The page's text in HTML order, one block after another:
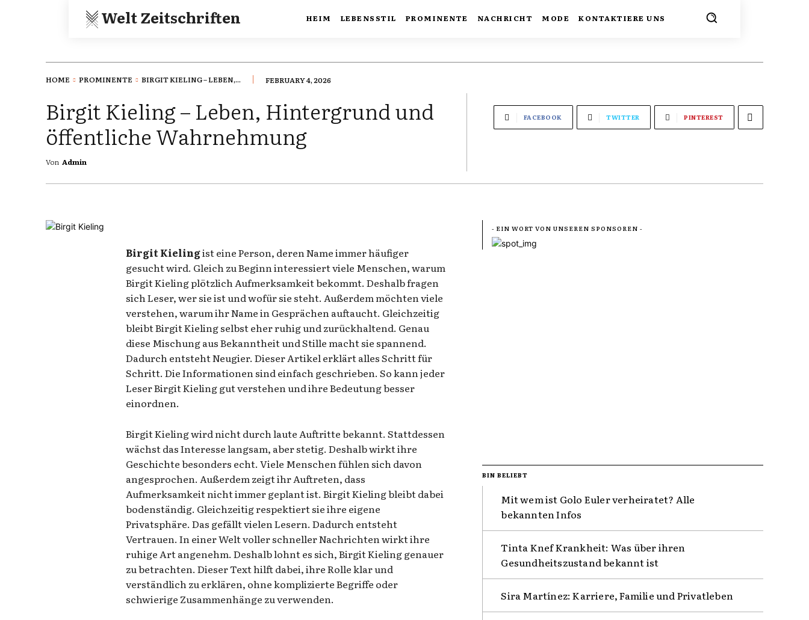
Welt Zeitschriften HEIM LEBENSSTIL PROMINENTE NACHRICHT MODE KONTAKTIERE UNS
HOME PROMINENTE BIRGIT KIELING – LEBEN,... FEBRUARY 4, 2026
Birgit Kieling – Leben, Hintergrund und
öffentliche Wahrnehmung
Von Admin
FACEBOOK TWITTER PINTEREST
Birgit Kielingist eine Person, deren Name immer häufiger
gesucht wird. Gleich zu Beginn interessiert viele Menschen, warum
Birgit Kieling plötzlich Aufmerksamkeit bekommt. Deshalb fragen
sich Leser, wer sie ist und wofür sie steht. Außerdem möchten viele
verstehen, warum ihr Name in Gesprächen auftaucht. Gleichzeitig
bleibt Birgit Kieling selbst eher ruhig und zurückhaltend. Genau
diese Mischung aus Bekanntheit und Stille macht sie spannend.
Dadurch entsteht Neugier. Dieser Artikel erklärt alles Schritt für
Schritt. Die Informationen sind einfach geschrieben. So kann jeder
Leser Birgit Kieling gut verstehen und ihre Bedeutung besser
einordnen.
Birgit Kieling wird nicht durch laute Auftritte bekannt. Stattdessen
wächst das Interesse langsam, aber stetig. Deshalb wirkt ihre
Geschichte besonders echt. Viele Menschen fühlen sich davon
angesprochen. Außerdem zeigt ihr Auftreten, dass
Aufmerksamkeit nicht immer geplant ist. Birgit Kieling bleibt dabei
bodenständig. Gleichzeitig respektiert sie ihre eigene
Privatsphäre. Das gefällt vielen Lesern. Dadurch entsteht
Vertrauen. In einer Welt voller schneller Nachrichten wirkt ihre
ruhige Art angenehm. Deshalb lohnt es sich, Birgit Kieling genauer
zu betrachten. Dieser Text hilft dabei, ihre Rolle klar und
verständlich zu erklären, ohne komplizierte Begriffe oder
schwierige Zusammenhänge zu verwenden.
- EIN WORT VON UNSEREN SPONSOREN -
BIN BELIEBT
Mit wem ist Golo Euler verheiratet? Alle
bekannten Infos
Tinta Knef Krankheit: Was über ihren
Gesundheitszustand bekannt ist
Sira Martínez: Karriere, Familie und Privatleben